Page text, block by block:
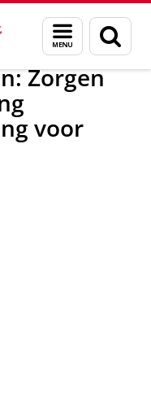
Menu
en
zoeken
Zorgen
voor